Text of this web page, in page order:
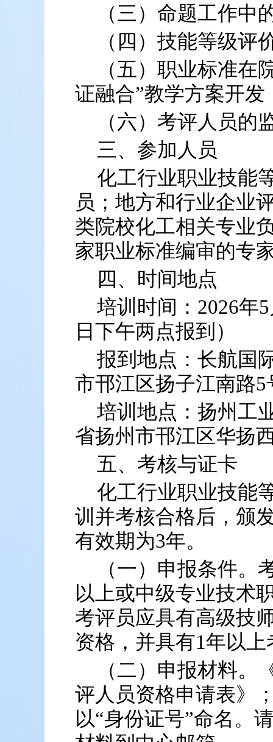
（三）命题工作中
（四）技能等级评
（五）职业标准在
证融合”教学方案开发
（六）考评人员的
三、参加人员
化工行业职业技能
员；地方和行业企业
类院校化工相关专业
家职业标准编审的专
四、时间地点
培训时间：2026年
日下午两点报到）
报到地点：长航国
市邗江区扬子江南路5
培训地点：扬州工
省扬州市邗江区华扬
五、考核与证卡
化工行业职业技能
训并考核合格后，颁
有效期为3年。
（一）申报条件。
以上或中级专业技术
考评员应具有高级技
资格，并具有1年以
（二）申报材料。
评人员资格申请表》
以“身份证号”命名。